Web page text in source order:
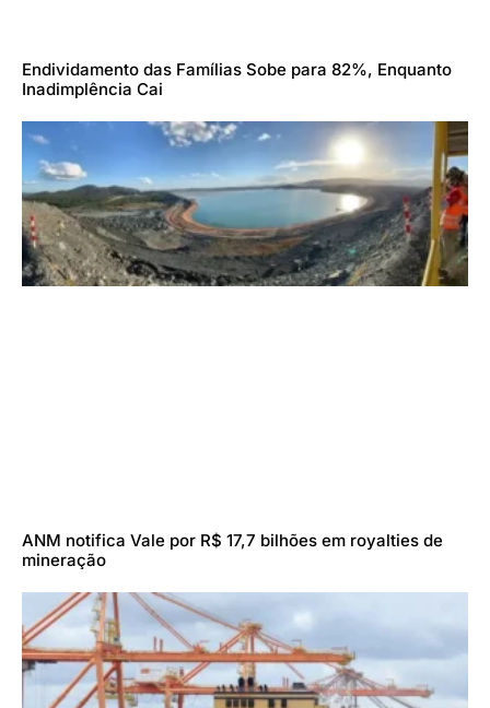
Endividamento das Famílias Sobe para 82%, Enquanto
Inadimplência Cai
ANM notifica Vale por R$ 17,7 bilhões em royalties de
mineração